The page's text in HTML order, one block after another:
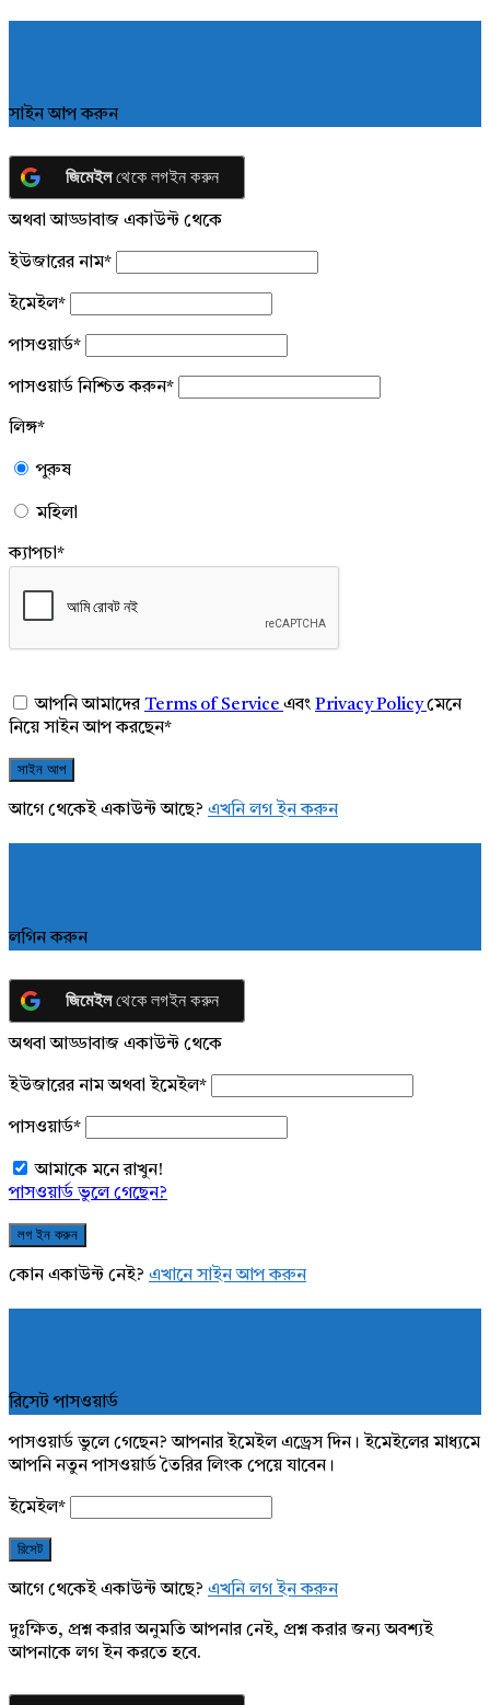
সাইন আপ করুন
জিমেইলথেকে লগইন করুন
অথবা আড্ডাবাজ একাউন্ট থেকে
ইউজারের নাম*
ইমেইল*
পাসওয়ার্ড*
পাসওয়ার্ড নিশ্চিত করুন*
লিঙ্গ*
পুরুষ
মহিলা
ক্যাপচা*
আপনি আমাদেরTerms of Service এবং Privacy Policyমেনে
নিয়ে সাইন আপ করছেন*
আগে থেকেই একাউন্ট আছে? এখনি লগ ইন করুন
লগিন করুন
জিমেইলথেকে লগইন করুন
অথবা আড্ডাবাজ একাউন্ট থেকে
ইউজারের নাম অথবা ইমেইল*
পাসওয়ার্ড*
আমাকে মনে রাখুন!
পাসওয়ার্ড ভুলে গেছেন?
কোন একাউন্ট নেই? এখানে সাইন আপ করুন
রিসেট পাসওয়ার্ড
পাসওয়ার্ড ভুলে গেছেন? আপনার ইমেইল এড্রেস দিন। ইমেইলের মাধ্যমে
আপনি নতুন পাসওয়ার্ড তৈরির লিংক পেয়ে যাবেন।
ইমেইল*
আগে থেকেই একাউন্ট আছে? এখনি লগ ইন করুন
দুঃক্ষিত, প্রশ্ন করার অনুমতি আপনার নেই, প্রশ্ন করার জন্য অবশ্যই
আপনাকে লগ ইন করতে হবে.